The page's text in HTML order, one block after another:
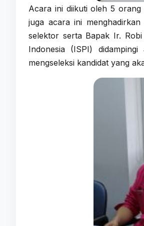
Acara ini diikuti oleh 5
juga acara ini
selektor serta Bapak Ir.
Indonesia (ISPI)
mengseleksi kandidat yang